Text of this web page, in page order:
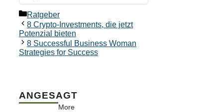
Kategorien
Ratgeber
8 Crypto-Investments, die jetzt
Potenzial bieten
8 Successful Business Woman
Strategies for Success
ANGESAGT
More